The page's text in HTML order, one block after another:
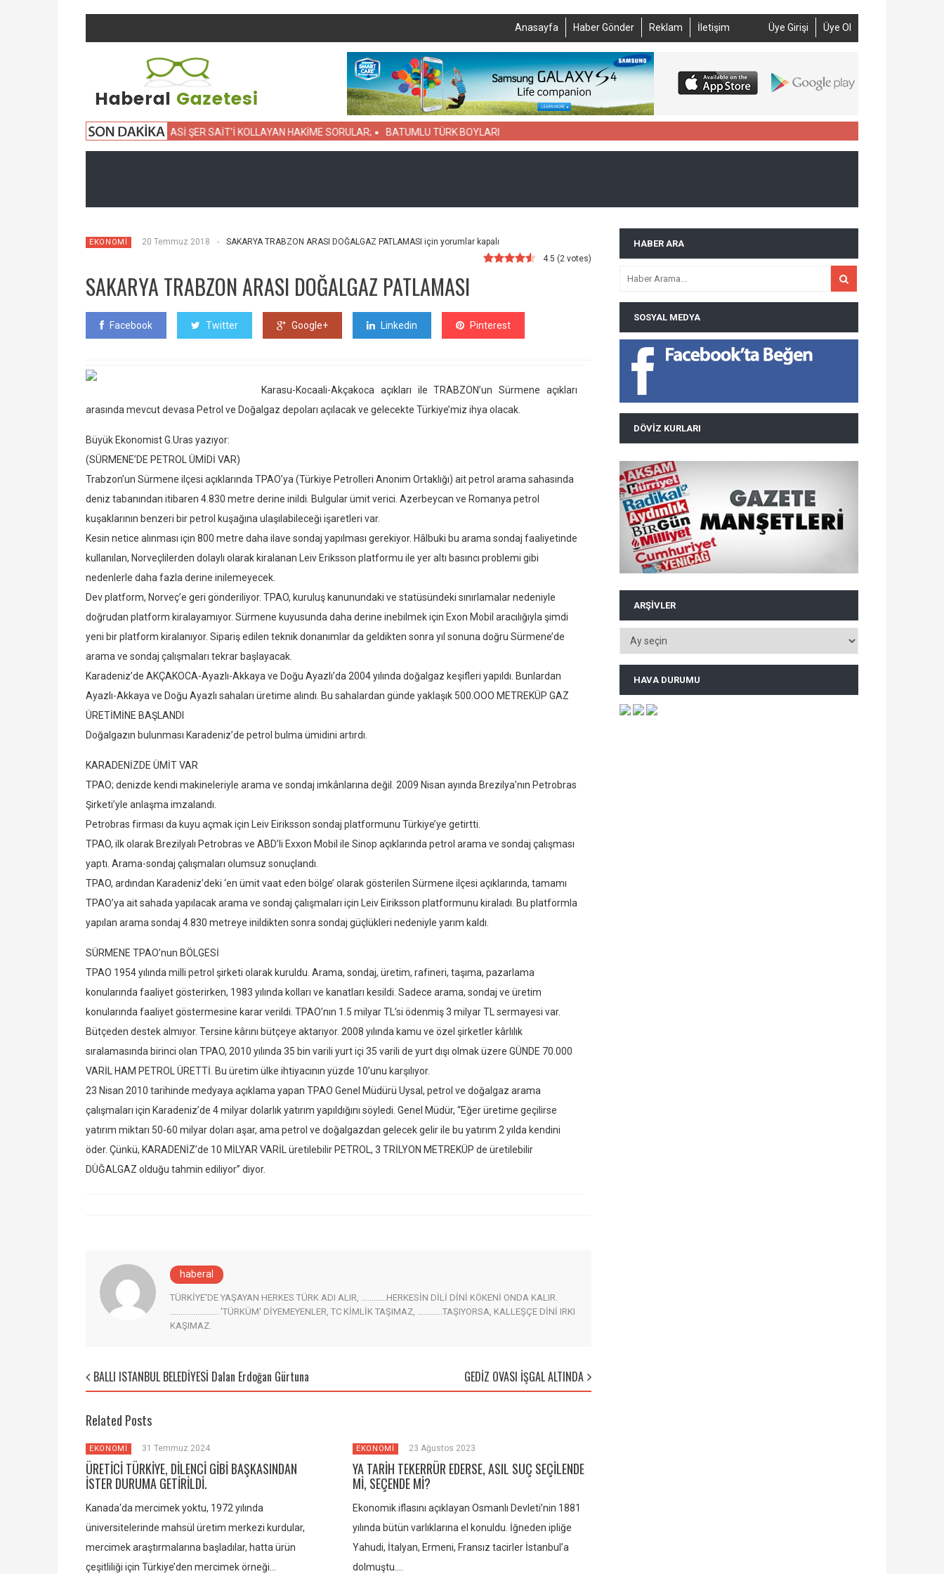
Üye Girişi Üye Ol
Anasayfa Haber Gönder Reklam İletişim
TANÜREK’İN KATLEDİLİŞİ ASİ ŞER SAİT’İ KOLLAYAN HAKİME SORULAR; BATUMLU TÜRK BOYLARI
EKONOMİ 20 Temmuz 2018 - SAKARYA TRABZON ARASI DOĞALGAZ PATLAMASI için yorumlar kapalı
4.5 (2 votes)
SAKARYA TRABZON ARASI DOĞALGAZ PATLAMASI
Facebook Twitter Google+ Linkedin Pinterest
Karasu-Kocaali-Akçakoca açıkları ile TRABZON’un Sürmene açıkları
arasında mevcut devasa Petrol ve Doğalgaz depoları açılacak ve gelecekte Türkiye’miz ihya olacak.
Büyük Ekonomist G.Uras yazıyor:
(SÜRMENE’DE PETROL ÜMİDİ VAR)
Trabzon’un Sürmene ilçesi açıklarında TPAO’ya (Türkiye Petrolleri Anonim Ortaklığı) ait petrol arama sahasında
deniz tabanından itibaren 4.830 metre derine inildi. Bulgular ümit verici. Azerbeycan ve Romanya petrol
kuşaklarının benzeri bir petrol kuşağına ulaşılabileceği işaretleri var.
Kesin netice alınması için 800 metre daha ilave sondaj yapılması gerekiyor. Hâlbuki bu arama sondaj faaliyetinde
kullanılan, Norveçlilerden dolaylı olarak kiralanan Leiv Eriksson platformu ile yer altı basıncı problemi gibi
nedenlerle daha fazla derine inilemeyecek.
Dev platform, Norveç’e geri gönderiliyor. TPAO, kuruluş kanunundaki ve statüsündeki sınırlamalar nedeniyle
doğrudan platform kiralayamıyor. Sürmene kuyusunda daha derine inebilmek için Exon Mobil aracılığıyla şimdi
yeni bir platform kiralanıyor. Sipariş edilen teknik donanımlar da geldikten sonra yıl sonuna doğru Sürmene’de
arama ve sondaj çalışmaları tekrar başlayacak.
Karadeniz’de AKÇAKOCA-Ayazlı-Akkaya ve Doğu Ayazlı’da 2004 yılında doğalgaz keşifleri yapıldı. Bunlardan
Ayazlı-Akkaya ve Doğu Ayazlı sahaları üretime alındı. Bu sahalardan günde yaklaşık 500.OOO METREKÜP GAZ
ÜRETİMİNE BAŞLANDI
Doğalgazın bulunması Karadeniz’de petrol bulma ümidini artırdı.
KARADENİZDE ÜMİT VAR
TPAO; denizde kendi makineleriyle arama ve sondaj imkânlarına değil. 2009 Nisan ayında Brezilya’nın Petrobras
Şirketi’yle anlaşma imzalandı.
Petrobras firması da kuyu açmak için Leiv Eiriksson sondaj platformunu Türkiye’ye getirtti.
TPAO, ilk olarak Brezilyalı Petrobras ve ABD’li Exxon Mobil ile Sinop açıklarında petrol arama ve sondaj çalışması
yaptı. Arama-sondaj çalışmaları olumsuz sonuçlandı.
TPAO, ardından Karadeniz’deki ‘en ümit vaat eden bölge’ olarak gösterilen Sürmene ilçesi açıklarında, tamamı
TPAO’ya ait sahada yapılacak arama ve sondaj çalışmaları için Leiv Eiriksson platformunu kiraladı. Bu platformla
yapılan arama sondaj 4.830 metreye inildikten sonra sondaj güçlükleri nedeniyle yarım kaldı.
SÜRMENE TPAO’nun BÖLGESİ
TPAO 1954 yılında milli petrol şirketi olarak kuruldu. Arama, sondaj, üretim, rafineri, taşıma, pazarlama
konularında faaliyet gösterirken, 1983 yılında kolları ve kanatları kesildi. Sadece arama, sondaj ve üretim
konularında faaliyet göstermesine karar verildi. TPAO’nın 1.5 milyar TL’si ödenmiş 3 milyar TL sermayesi var.
Bütçeden destek almıyor. Tersine kârını bütçeye aktarıyor. 2008 yılında kamu ve özel şirketler kârlılık
sıralamasında birinci olan TPAO, 2010 yılında 35 bin varili yurt içi 35 varili de yurt dışı olmak üzere GÜNDE 70.000
VARİL HAM PETROL ÜRETTİ. Bu üretim ülke ihtiyacının yüzde 10’unu karşılıyor.
23 Nisan 2010 tarihinde medyaya açıklama yapan TPAO Genel Müdürü Uysal, petrol ve doğalgaz arama
çalışmaları için Karadeniz’de 4 milyar dolarlık yatırım yapıldığını söyledi. Genel Müdür, “Eğer üretime geçilirse
yatırım miktarı 50-60 milyar doları aşar, ama petrol ve doğalgazdan gelecek gelir ile bu yatırım 2 yılda kendini
öder. Çünkü, KARADENİZ’de 10 MİLYAR VARİL üretilebilir PETROL, 3 TRİLYON METREKÜP de üretilebilir
DÜĞALGAZ olduğu tahmin ediliyor” diyor.
haberal
TÜRKİYE'DE YAŞAYAN HERKES TÜRK ADI ALIR, ............HERKESİN DİLİ DİNİ KÖKENİ ONDA KALIR.
....................... 'TÜRKÜM' DİYEMEYENLER, TC KİMLİK TAŞIMAZ, ............TAŞIYORSA, KALLEŞÇE DİNİ IRKI
KAŞIMAZ.
BALLI ISTANBUL BELEDİYESİ Dalan Erdoğan Gürtuna GEDİZ OVASI İŞGAL ALTINDA
Related Posts
EKONOMİ 31 Temmuz 2024
ÜRETİCİ TÜRKİYE, DİLENCİ GİBİ BAŞKASINDAN
İSTER DURUMA GETİRİLDİ.
Kanada‘da mercimek yoktu, 1972 yılında
üniversitelerinde mahsül üretim merkezi kurdular,
mercimek araştırmalarına başladılar, hatta ürün
çeşitliliği için Türkiye’den mercimek örneği…
EKONOMİ 23 Ağustos 2023
YA TARİH TEKERRÜR EDERSE, ASIL SUÇ SEÇİLENDE
Mİ, SEÇENDE Mİ?
Ekonomik iflasını açıklayan Osmanlı Devleti’nin 1881
yılında bütün varlıklarına el konuldu. İğneden ipliğe
Yahudi, İtalyan, Ermeni, Fransız tacirler İstanbul’a
dolmuştu….
HABER ARA
SOSYAL MEDYA
DÖVIZ KURLARI
ARŞIVLER
HAVA DURUMU